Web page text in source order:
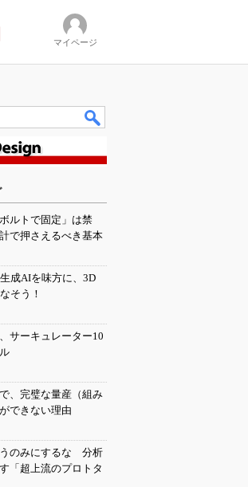
マイページ
ルトで固定」は禁
で押さえるべき基本
生成AIを味方に、3D
そう！
サーキュレーター10
、完璧な量産（組み
できない理由
のみにするな 分析
「超上流のプロトタ